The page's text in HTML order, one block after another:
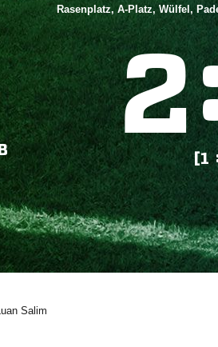
Rasenplatz, A-Platz, Wülfel,

[1
